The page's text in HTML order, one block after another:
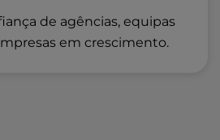
de agências, equipas
em crescimento.